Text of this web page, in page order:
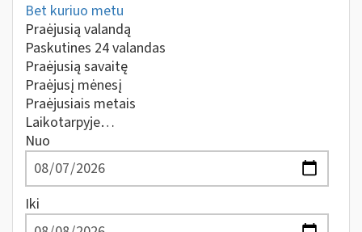
Bet kuriuo metu
Praėjusią valandą
Paskutines 24 valandas
Praėjusią savaitę
Praėjusį mėnesį
Praėjusiais metais
Laikotarpyje…
Nuo
Iki